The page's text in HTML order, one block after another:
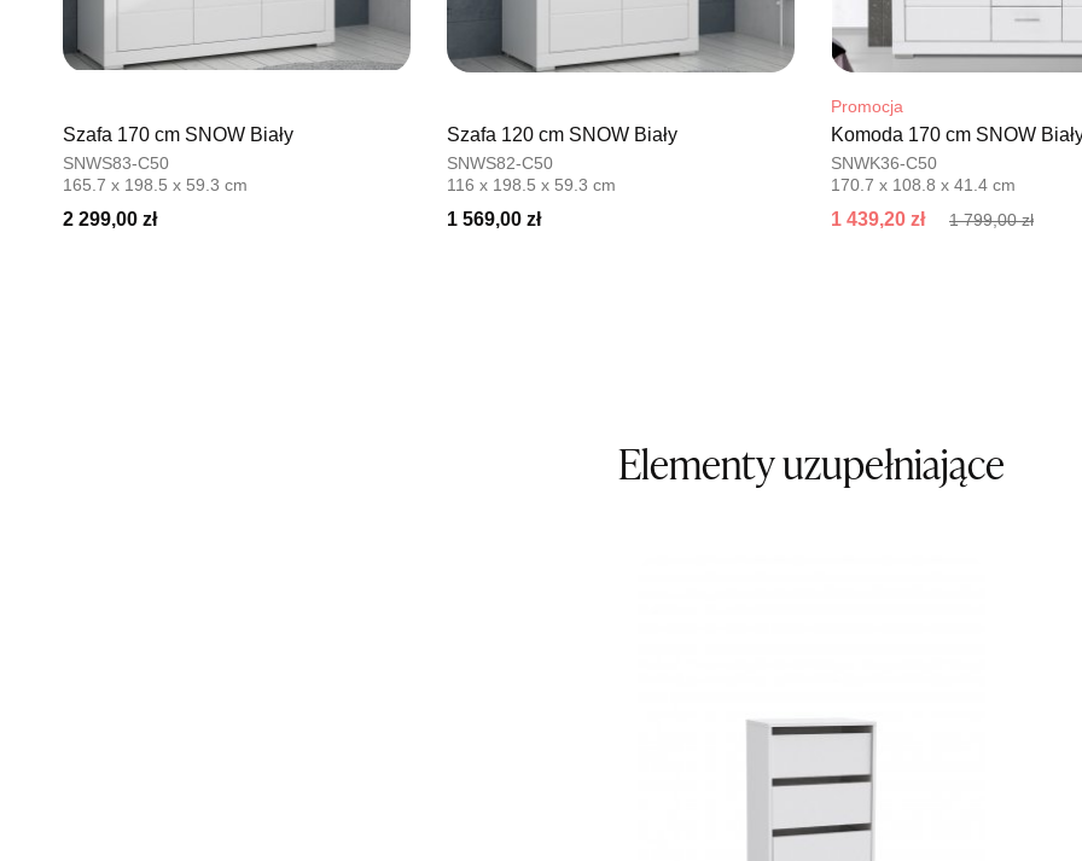
Nr tel.
Adres e-
Godziny
SALON
66-600
Szafa 170 cm SNOW Biały
SNWS83-C50
165.7 x 198.5 x 59.3 cm
2 299,00 zł
Szafa 120 cm SNOW Biały
SNWS82-C50
116 x 198.5 x 59.3 cm
1 569,00 zł
Promocja
Komoda 170 cm SNOW
SNWK36-C50
170.7 x 108.8 x 41.4 cm
1 439,20 zł 1 799,00 zł
Elementy uzupełniające